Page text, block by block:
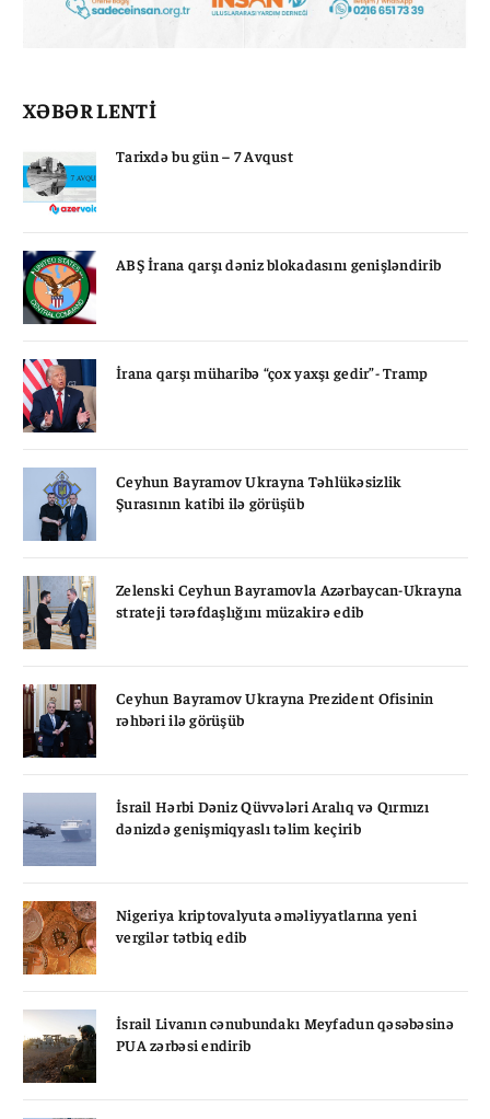
XƏBƏR LENTİ
Tarixdə bu gün – 7 Avqust
ABŞ İrana qarşı dəniz blokadasını genişləndirib
İrana qarşı müharibə “çox yaxşı gedir”- Tramp
Ceyhun Bayramov Ukrayna Təhlükəsizlik
Şurasının katibi ilə görüşüb
Zelenski Ceyhun Bayramovla Azərbaycan-Ukrayna
strateji tərəfdaşlığını müzakirə edib
Ceyhun Bayramov Ukrayna Prezident Ofisinin
rəhbəri ilə görüşüb
İsrail Hərbi Dəniz Qüvvələri Aralıq və Qırmızı
dənizdə genişmiqyaslı təlim keçirib
Nigeriya kriptovalyuta əməliyyatlarına yeni
vergilər tətbiq edib
İsrail Livanın cənubundakı Meyfadun qəsəbəsinə
PUA zərbəsi endirib